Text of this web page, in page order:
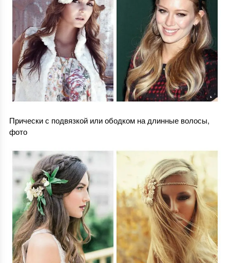
Прически с подвязкой или ободком на длинные волосы,
фото